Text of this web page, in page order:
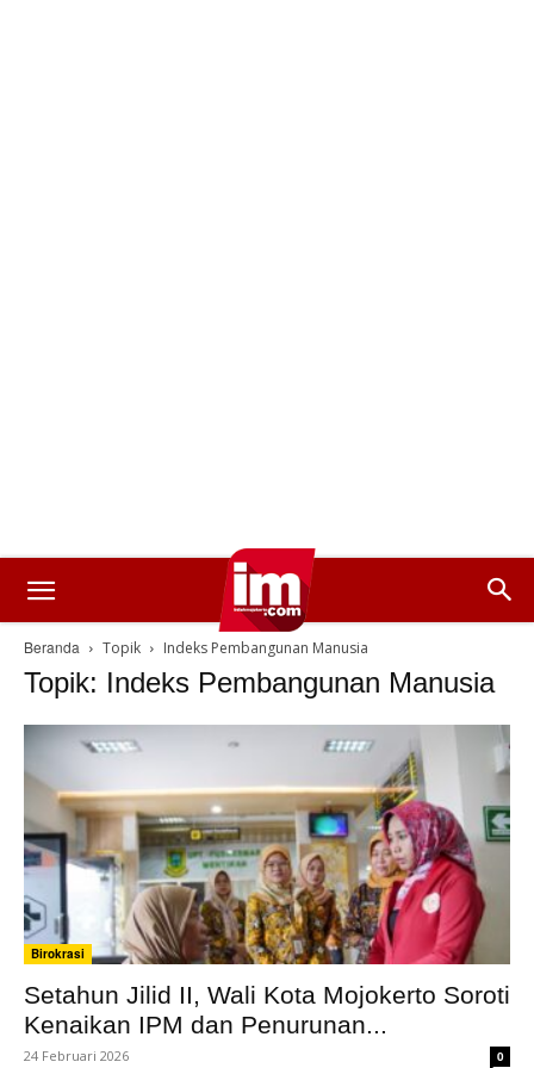
Beranda Topik Indeks Pembangunan Manusia
Topik: Indeks Pembangunan Manusia
Birokrasi
Setahun Jilid II, Wali Kota Mojokerto Soroti
Kenaikan IPM dan Penurunan...
24 Februari 2026 0